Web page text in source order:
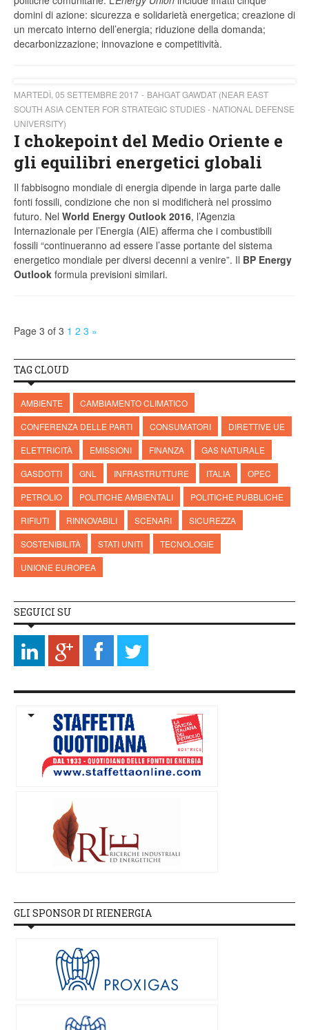
domini di azione: sicurezza e solidarietà energetica; creazione di
un mercato interno dell’energia; riduzione della domanda;
decarbonizzazione; innovazione e competitività.
MARTEDÌ, 05 SETTEMBRE 2017
BAHGAT GAWDAT (NEAR EAST
SOUTH ASIA CENTER FOR STRATEGIC STUDIES - NATIONAL DEFENSE
UNIVERSITY)
I chokepoint del Medio Oriente e
gli equilibri energetici globali
Il fabbisogno mondiale di energia dipende in larga parte dalle
fonti fossili, condizione che non si modificherà nel prossimo
futuro. Nel World Energy Outlook 2016, l’Agenzia
Internazionale per l’Energia (AIE) afferma che i combustibili
fossili “continueranno ad essere l’asse portante del sistema
energetico mondiale per diversi decenni a venire”. Il BP Energy
Outlook formula previsioni similari.
Page 3 of 3 1 2 3 »
TAG CLOUD
AMBIENTE
CAMBIAMENTO CLIMATICO
CONFERENZA DELLE PARTI
CONSUMATORI
DIRETTIVE UE
ELETTRICITÀ
EMISSIONI FINANZA
GAS NATURALE
GASDOTTI
GNL INFRASTRUTTURE ITALIA
OPEC
PETROLIO
POLITICHE AMBIENTALI
POLITICHE PUBBLICHE
RIFIUTI
RINNOVABILI SCENARI
SICUREZZA
SOSTENIBILITÀ
STATI UNITI
TECNOLOGIE
UNIONE EUROPEA
SEGUICI SU
GLI SPONSOR DI RIENERGIA